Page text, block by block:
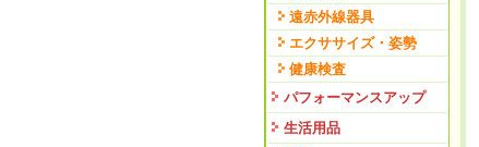
遠赤外線器具
エクササイズ・姿勢
健康検査
パフォーマンスアップ
生活用品